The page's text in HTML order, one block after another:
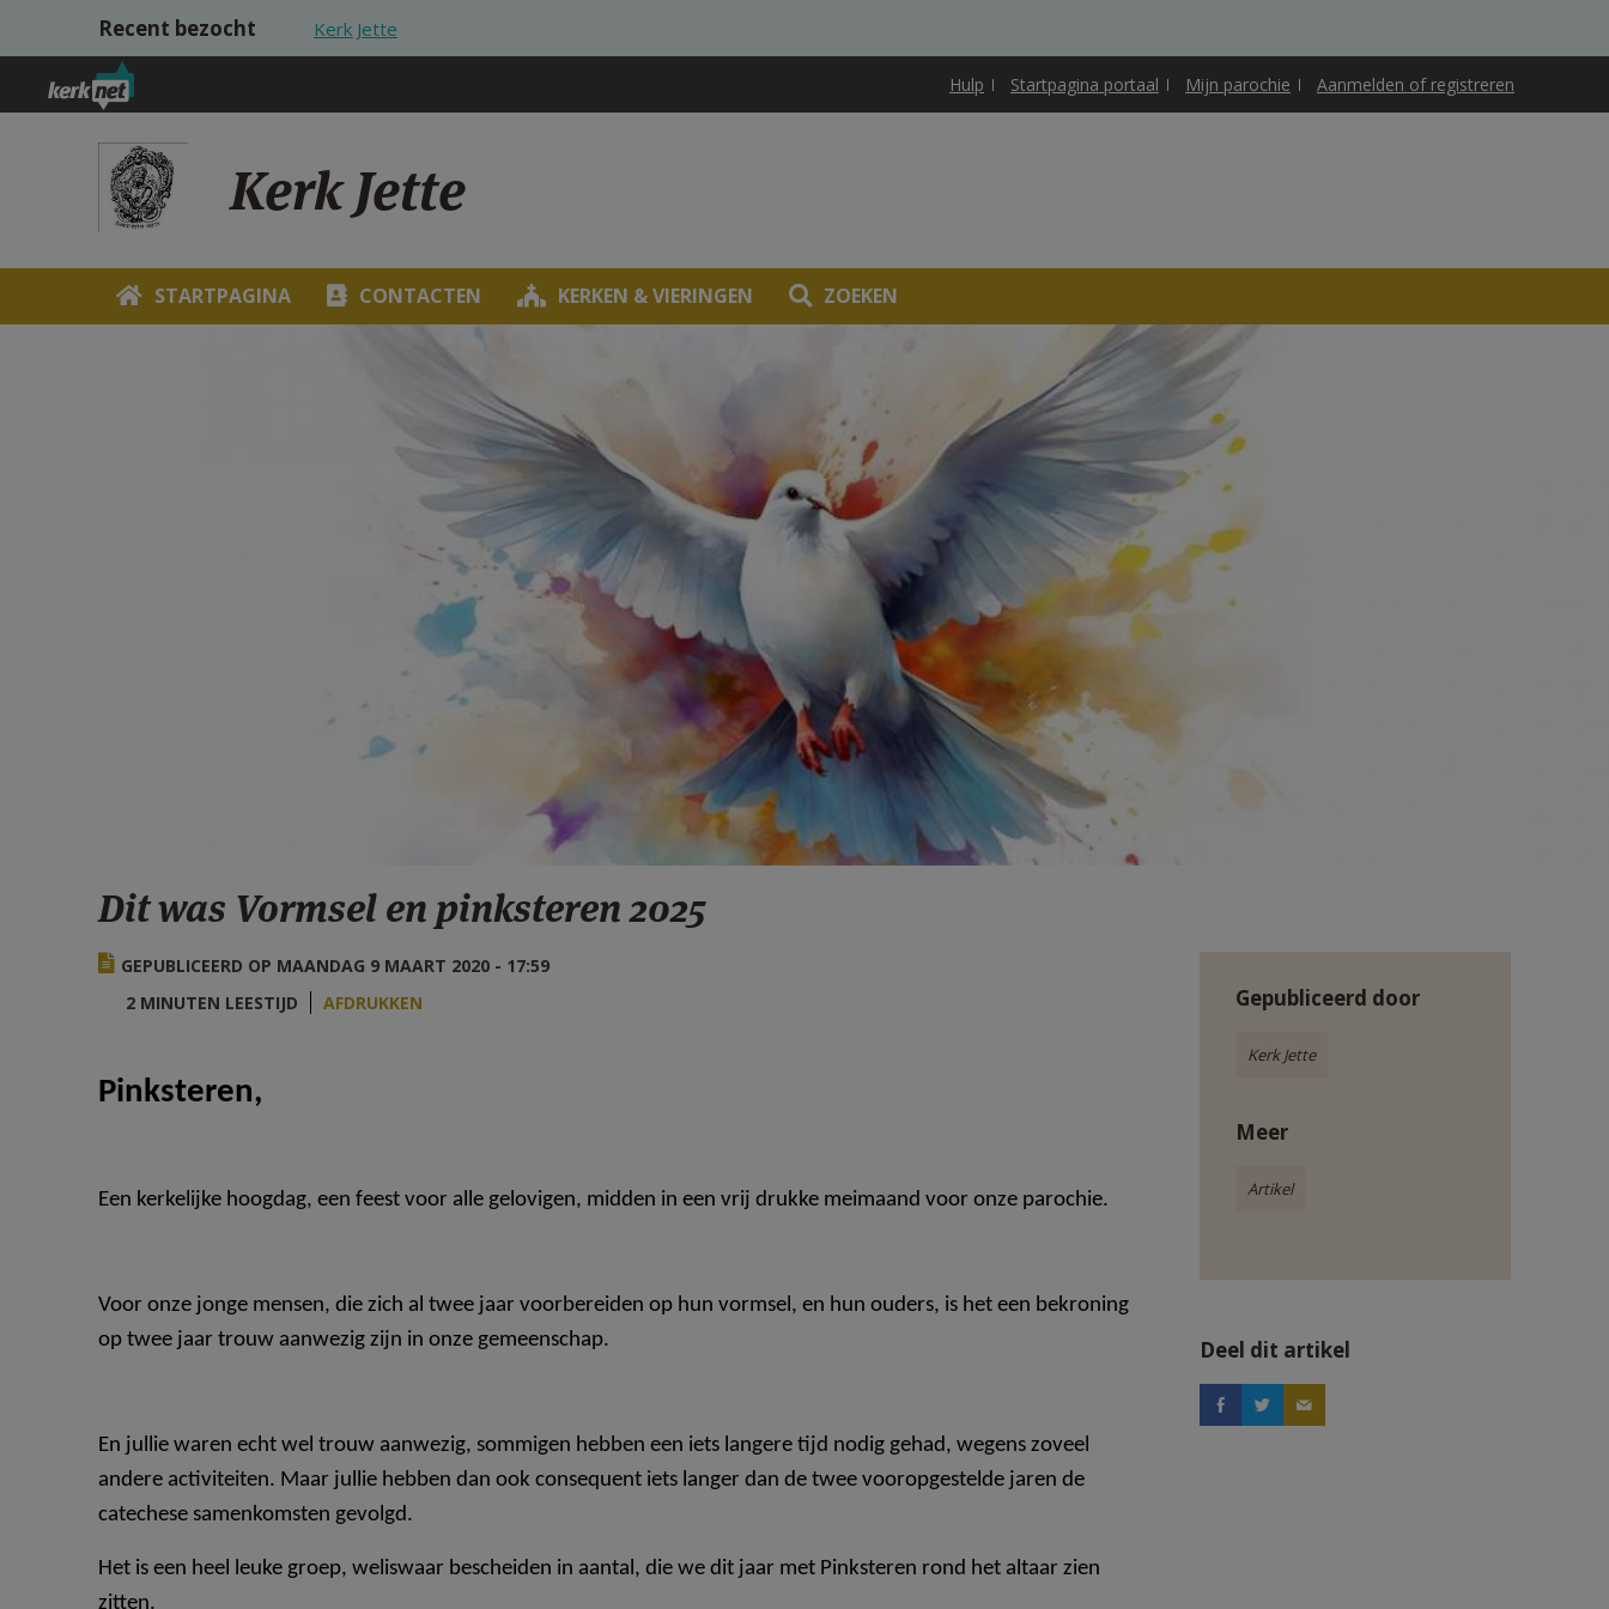
Overslaan en naar de inhoud gaan
Recent bezocht Kerk Jette
Hulp Startpagina portaal Mijn parochie Aanmelden of registreren
Kerk Jette
STARTPAGINA CONTACTEN KERKEN & VIERINGEN ZOEKEN
Dit was Vormsel en pinksteren 2025
GEPUBLICEERD OP MAANDAG 9 MAART 2020 - 17:59
2 MINUTEN LEESTIJD
AFDRUKKEN
Pinksteren,
Een kerkelijke hoogdag, een feest voor alle gelovigen, midden in een vrij drukke meimaand voor onze parochie.
Voor onze jonge mensen, die zich al twee jaar voorbereiden op hun vormsel, en hun ouders, is het een bekroning
op twee jaar trouw aanwezig zijn in onze gemeenschap.
En jullie waren echt wel trouw aanwezig, sommigen hebben een iets langere tijd nodig gehad, wegens zoveel
andere activiteiten. Maar jullie hebben dan ook consequent iets langer dan de twee vooropgestelde jaren de
catechese samenkomsten gevolgd.
Het is een heel leuke groep, weliswaar bescheiden in aantal, die we dit jaar met Pinksteren rond het altaar zien
zitten.
Gepubliceerd door
Kerk Jette
Meer
Artikel
Deel dit artikel